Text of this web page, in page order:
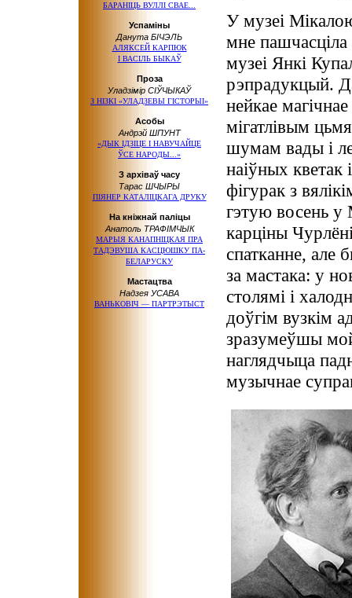
БАРАНІЦЬ ВУЛЛІ СВАЕ...
Успаміны
Данута БІЧЭЛЬ
АЛЯКСЕЙ КАРПЮК
І ВАСІЛЬ БЫКАЎ
Проза
Уладзімір СІЎЧЫКАЎ
З НІЗКІ «УЛАДЗЕВЫ ГІСТОРЫІ»
Асобы
Андрэй ШПУНТ
«ДЫК ІДЗІЦЕ І НАВУЧАЙЦЕ
ЎСЕ НАРОДЫ...»
З архіваў часу
Тарас ШЧЫРЫ
ПІЯНЕР КАТАЛІЦКАГА ДРУКУ
На кніжнай паліцы
Анатоль ТРАФІМЧЫК
МАРЫЯ КАНАПНІЦКАЯ ПРА
ТАДЭВУША КАСЦЮШКУ ПА-
БЕЛАРУСКУ
Мастацтва
Надзея УСАВА
ВАНЬКОВІЧ — ПАРТРЭТЫСТ
У музеі
мне
музеі Янкі
рэпрадукцый.
нейкае
мігатлівым
шумам вады і
наіўных кветак
фігурак з
гэтую восень у
карціны
спатканне, але
за мастака: у
столямі і
доўгім вузкім
зразумеўшы
наглядчыца
музычнае